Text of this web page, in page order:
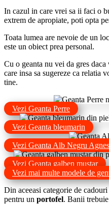
In cazul in care vrei sa ii faci o
extrem de apropiate, poti opta
Toata lumea are nevoie de un
este un obiect prea personal.
Cu o geanta nu vei da gres
care insa sa sugereze ca relatia
tine.
Vezi Geanta Perre
Vezi Geanta bleumarin
Vezi Geanta Alb Negru Agnes
Vezi Geanta galben mustar
Vezi mai multe modele de
Din aceeasi categorie de
pentru un portofel. Banii